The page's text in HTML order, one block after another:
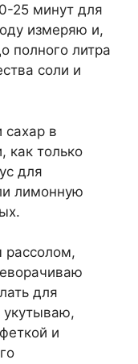
25 минут для
измеряю и,
полного литра
соли и
сахар в
как только
для
лимонную
для
укутываю,
и